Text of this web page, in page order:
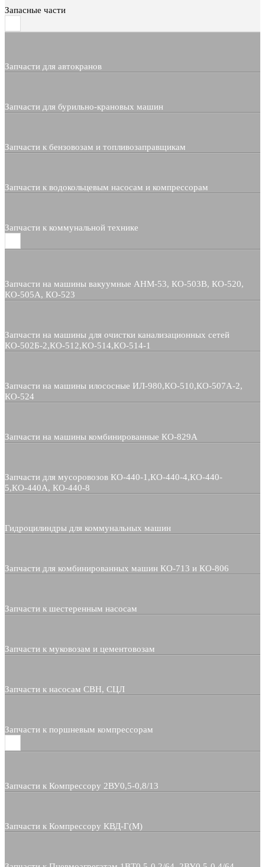
Запасные части
Запчасти для автокранов
Запчасти для бурильно-крановых машин
Запчасти к бензовозам и топливозаправщикам
Запчасти к водокольцевым насосам и компрессорам
Запчасти к коммунальной технике
Запчасти на машины вакуумные АНМ-53, КО-503В, КО-520,
КО-505А, КО-523
Запчасти на машины для очистки канализационных сетей
КО-502Б-2,КО-512,КО-514,КО-514-1
Запчасти на машины илососные ИЛ-980,КО-510,КО-507А-2,
КО-524
Запчасти на машины комбинированные КО-829А
Запчасти для мусоровозов КО-440-1,КО-440-4,КО-440-
5,КО-440А, КО-440-8
Гидроцилиндры для коммунальных машин
Запчасти для комбинированных машин КО-713 и КО-806
Запчасти к шестеренным насосам
Запчасти к муковозам и цементовозам
Запчасти к насосам СВН, СЦЛ
Запчасти к поршневым компрессорам
Запчасти к Компрессору 2ВУ0,5-0,8/13
Запчасти к Компрессору КВД-Г(М)